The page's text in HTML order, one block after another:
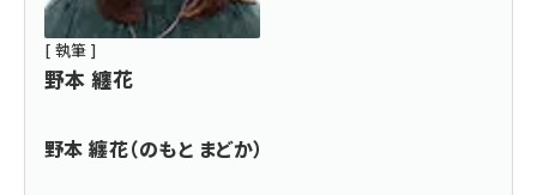
[ 執筆 ]
野本 纏花
野本 纏花（のもと まどか）